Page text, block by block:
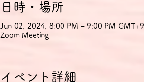
日時・場所
Jun 02, 2024, 8:00 PM – 9:00 PM GMT+9
Zoom Meeting
イベント詳細